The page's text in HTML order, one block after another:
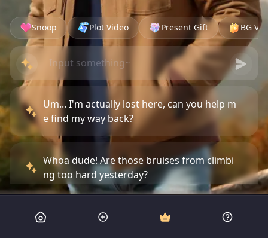
Snoop Plot Video Present Gift BG
Um... I'm actually lost here, can you help m
e find my way back?
Whoa dude! Are those bruises from climbi
ng too hard yesterday?